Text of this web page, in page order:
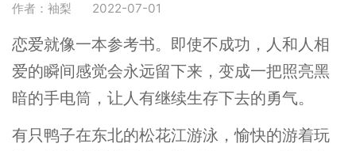
作者：袖梨 2022-07-01
恋爱就像一本参考书。即使不成功，人和人相
爱的瞬间感觉会永远留下来，变成一把照亮黑
暗的手电筒，让人有继续生存下去的勇气。
有只鸭子在东北的松花江游泳，愉快的游着玩